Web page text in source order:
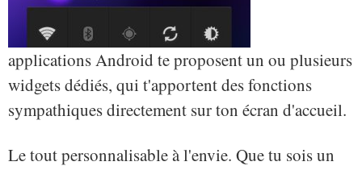
applications Android te proposent un ou plusieurs
widgets dédiés, qui t'apportent des fonctions
sympathiques directement sur ton écran d'accueil.
Le tout personnalisable à l'envie. Que tu sois un